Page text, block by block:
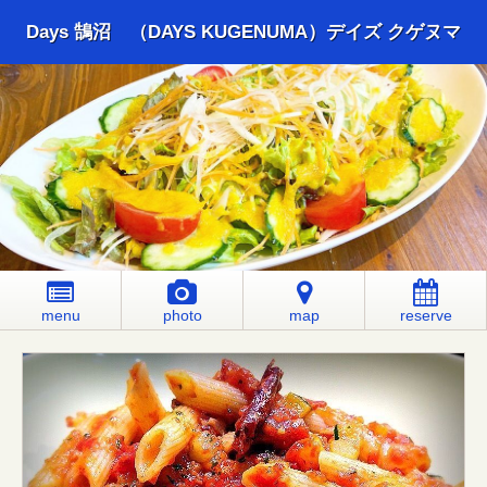
Days 鵠沼 （DAYS KUGENUMA）デイズ クゲヌマ
menu photo map reserve